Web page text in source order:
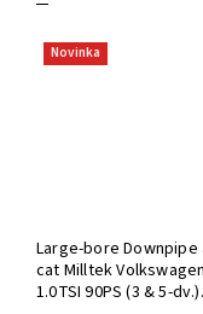
Novinka
Large-bore Downpipe
cat Milltek
1.0TSI 90PS (3 & 5-dv.)